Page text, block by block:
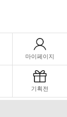
마이페이지
기획전